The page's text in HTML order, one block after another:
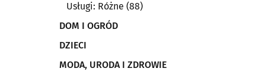
Usługi: Różne (88)
DOM I OGRÓD
DZIECI
MODA, URODA I ZDROWIE